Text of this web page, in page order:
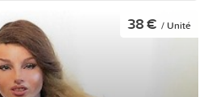
38 € / Unité